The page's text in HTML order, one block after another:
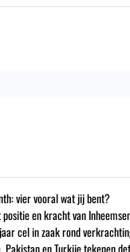
vier vooral wat jij bent?
en kracht van
cel in zaak rond
Pakistan en Turkije tekenen